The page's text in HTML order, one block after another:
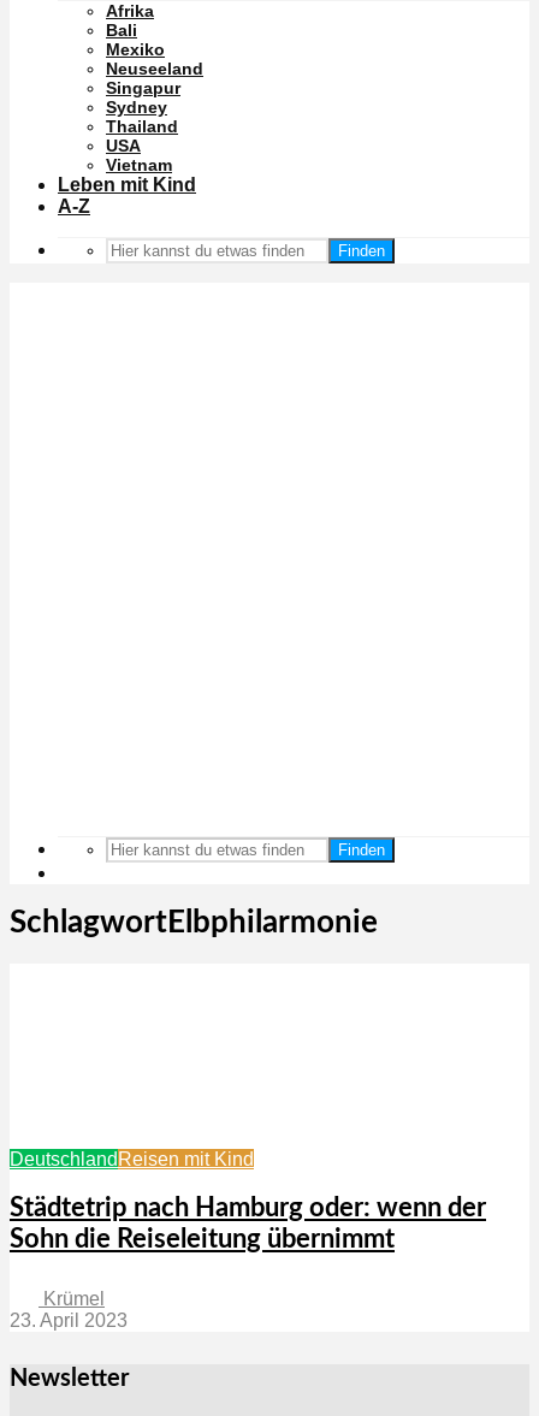
Afrika
Bali
Mexiko
Neuseeland
Singapur
Sydney
Thailand
USA
Vietnam
Leben mit Kind
A-Z
Finden
Finden
SchlagwortElbphilarmonie
Deutschland Reisen mit Kind
Städtetrip nach Hamburg oder: wenn der
Sohn die Reiseleitung übernimmt
Krümel
23. April 2023
Newsletter